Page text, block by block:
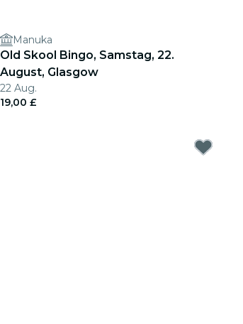
Manuka
Old Skool Bingo, Samstag, 22.
August, Glasgow
22 Aug.
19,00 £